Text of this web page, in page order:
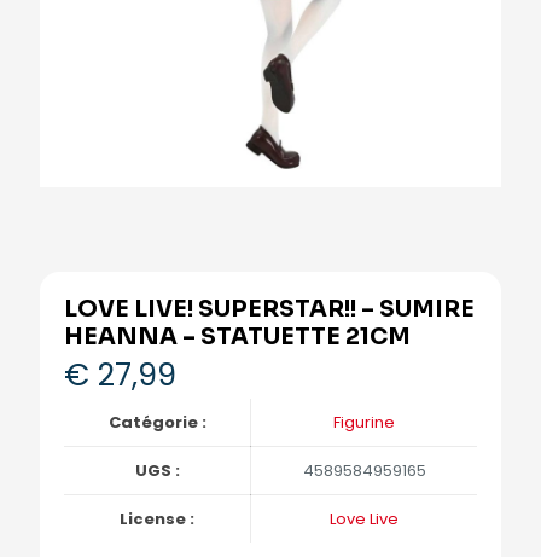
LOVE LIVE! SUPERSTAR!! – SUMIRE
HEANNA – STATUETTE 21CM
€ 27,99
Catégorie : Figurine
UGS : 4589584959165
License : Love Live